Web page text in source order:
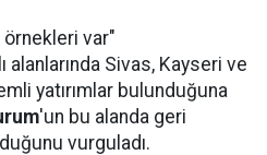
örnekleri var"
alanlarında Sivas, Kayseri ve
yatırımlar bulunduğuna
'un bu alanda geri
vurguladı.